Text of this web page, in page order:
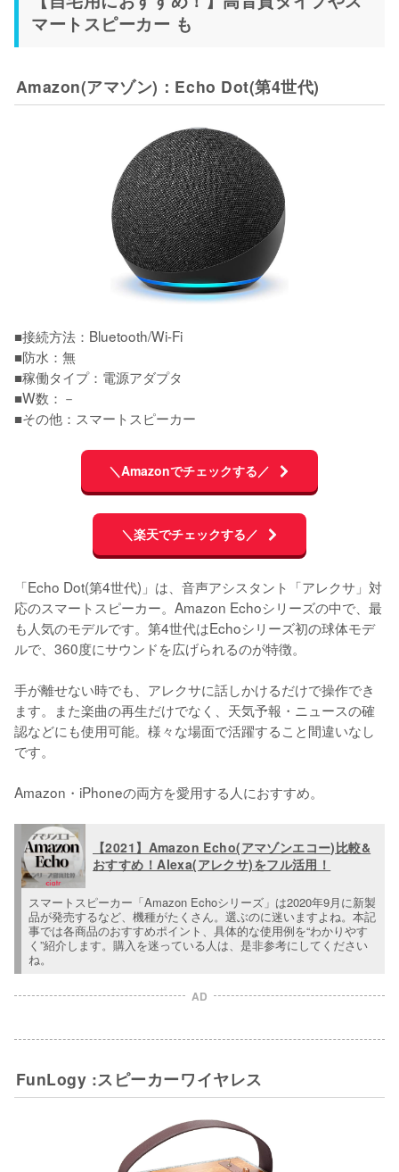
マートスピーカー も
Amazon(アマゾン)：Echo Dot(第4世代)
■接続方法：Bluetooth/Wi-Fi
■防水：無
■稼働タイプ：電源アダプタ
■W数：－
■その他：スマートスピーカー
＼Amazonでチェックする／
＼楽天でチェックする／
「Echo Dot(第4世代)」は、音声アシスタント「アレクサ」対
応のスマートスピーカー。Amazon Echoシリーズの中で、最
も人気のモデルです。第4世代はEchoシリーズ初の球体モデ
ルで、360度にサウンドを広げられるのが特徴。
手が離せない時でも、アレクサに話しかけるだけで操作でき
ます。また楽曲の再生だけでなく、天気予報・ニュースの確
認などにも使用可能。様々な場面で活躍すること間違いなし
です。
Amazon・iPhoneの両方を愛用する人におすすめ。
【2021】Amazon Echo(アマゾンエコー)比較&
おすすめ！Alexa(アレクサ)をフル活用！
スマートスピーカー「Amazon Echoシリーズ」は2020年9月に新製
品が発売するなど、機種がたくさん。選ぶのに迷いますよね。本記
事では各商品のおすすめポイント、具体的な使用例を“わかりやす
く”紹介します。購入を迷っている人は、是非参考にしてください
ね。
AD
FunLogy :スピーカーワイヤレス